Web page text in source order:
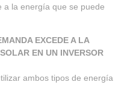
a la energía que se puede
EXCEDE A LA
EN UN INVERSOR
ambos tipos de energía